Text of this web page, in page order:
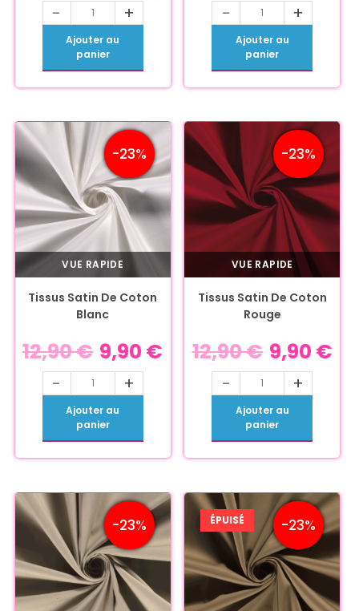
- +
Ajouter au
panier
- +
Ajouter au
panier
-23%
VUE RAPIDE
Tissus Satin De Coton
Blanc
12,90€ 9,90 €
- +
Ajouter au
panier
-23%
VUE RAPIDE
Tissus Satin De Coton
Rouge
12,90€ 9,90 €
- +
Ajouter au
panier
-23% -23%
ÉPUISÉ